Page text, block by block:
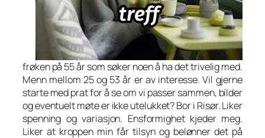
frøken på 55 år som søker noen å ha det trivelig med.
Menn mellom 25 og 53 år er av interesse. Vil gjerne
starte med prat for å se om vi passer sammen, bilder
og eventuelt møte er ikke utelukket? Bor i Risør. Liker
spenning og variasjon. Ensformighet kjeder meg.
Liker at kroppen min får tilsyn og belønner det på